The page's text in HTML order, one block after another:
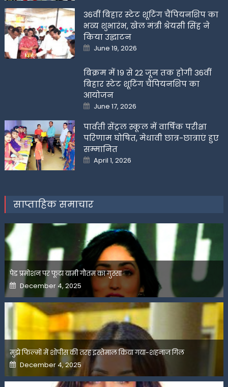
36वीं बिहार स्टेट शूटिंग चैंपियनशिप का
भव्य शुभारंभ, खेल मंत्री श्रेयसी सिंह ने
किया उद्घाटन
Posted
on
June 19, 2026
बिक्रम में 19 से 22 जून तक होगी 36वीं
बिहार स्टेट शूटिंग चैंपियनशिप का
आयोजन
Posted
on
June 17, 2026
पार्वती सेंट्रल स्कूल में वार्षिक परीक्षा
परिणाम घोषित, मेधावी छात्र-छात्राएं हुए
सम्मानित
Posted
on
April 1, 2026
साप्ताहिक समाचार
पेड प्रमोशन पर फूटा यामी गौतम का गुस्सा
Posted
on
December 4, 2025
मुझे फिल्मों में शोपीस की तरह इस्तेमाल किया गया-शहनाज गिल
Posted
on
December 4, 2025